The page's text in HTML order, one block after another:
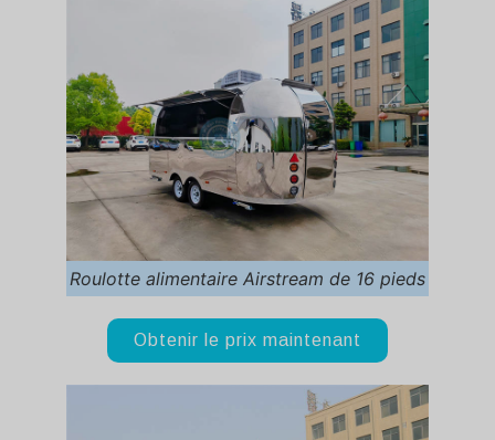
Roulotte alimentaire Airstream de 16 pieds
Obtenir le prix maintenant